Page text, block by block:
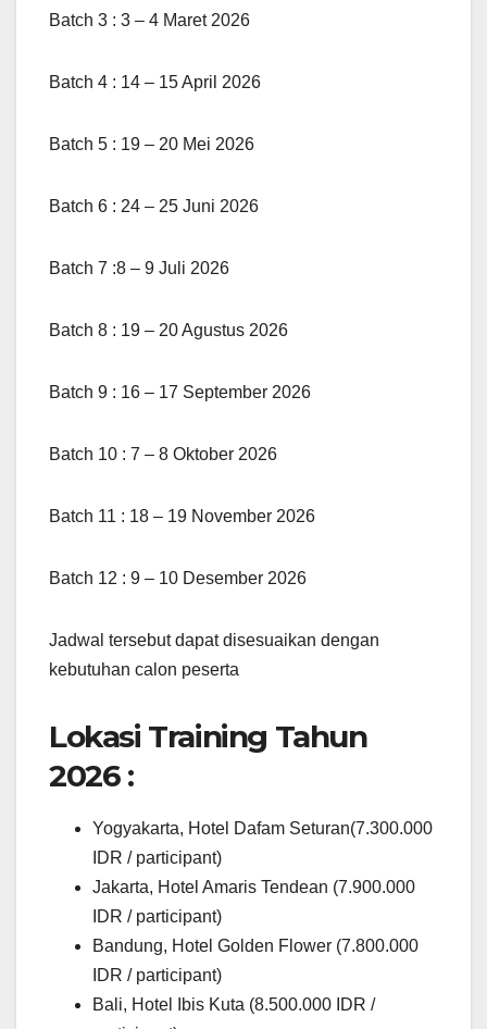
Batch 3 : 3 – 4 Maret 2026
Batch 4 : 14 – 15 April 2026
Batch 5 : 19 – 20 Mei 2026
Batch 6 : 24 – 25 Juni 2026
Batch 7 :8 – 9 Juli 2026
Batch 8 : 19 – 20 Agustus 2026
Batch 9 : 16 – 17 September 2026
Batch 10 : 7 – 8 Oktober 2026
Batch 11 : 18 – 19 November 2026
Batch 12 : 9 – 10 Desember 2026
Jadwal tersebut dapat disesuaikan dengan
kebutuhan calon peserta
Lokasi Training Tahun
2026 :
Yogyakarta, Hotel Dafam Seturan(7.300.000
IDR / participant)
Jakarta, Hotel Amaris Tendean (7.900.000
IDR / participant)
Bandung, Hotel Golden Flower (7.800.000
IDR / participant)
Bali, Hotel Ibis Kuta (8.500.000 IDR /